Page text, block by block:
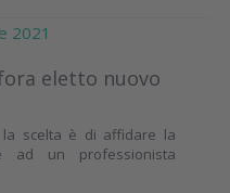
2021
eletto nuovo
la scelta è di affidare la
ad un professionista